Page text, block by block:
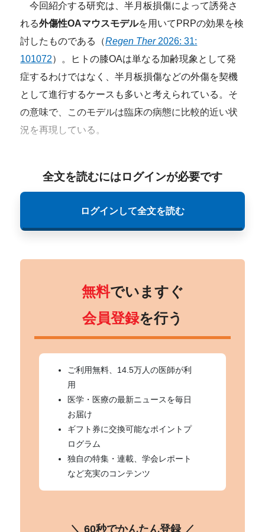
今回紹介する研究は、半月板損傷によって誘発さ
れる外傷性OAマウスモデルを用いてPRPの効果を検
討したものである（Regen Ther2026: 31:
101072）。ヒトの膝OAは単なる加齢現象として発
症するわけではなく、半月板損傷などの外傷を契機
として進行するケースも多いと考えられている。そ
の意味で、このモデルは臨床の病態に比較的近い状
況を再現している。
全文を読むにはログインが必要です
ログインして全文を読む
無料でいますぐ
会員登録を行う
ご利用無料、14.5万人の医師が利
用
医学・医療の最新ニュースを毎日
お届け
ギフト券に交換可能なポイントプ
ログラム
独自の特集・連載、学会レポート
など充実のコンテンツ
＼ 60秒でかんたん登録 ／